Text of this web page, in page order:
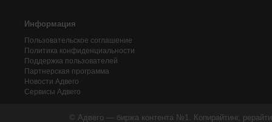
Информация
Пользовательское соглашение
Политика конфиденциальности
Поддержка пользователей
Партнерская программа
Новости Адвего
Сервисы Адвего
© Адвего — биржа контента №1. Копирайтинг,